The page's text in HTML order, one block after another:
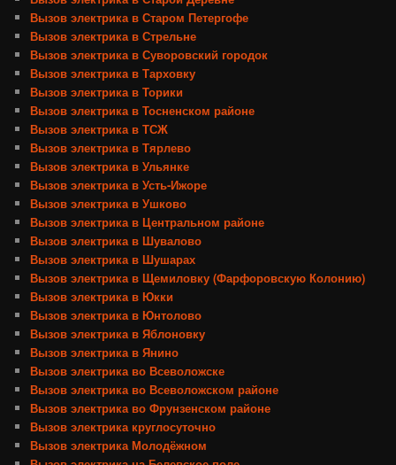
Вызов электрика в Старом Петергофе
Вызов электрика в Стрельне
Вызов электрика в Суворовский городок
Вызов электрика в Тарховку
Вызов электрика в Торики
Вызов электрика в Тосненском районе
Вызов электрика в ТСЖ
Вызов электрика в Тярлево
Вызов электрика в Ульянке
Вызов электрика в Усть-Ижоре
Вызов электрика в Ушково
Вызов электрика в Центральном районе
Вызов электрика в Шувалово
Вызов электрика в Шушарах
Вызов электрика в Щемиловку (Фарфоровскую Колонию)
Вызов электрика в Юкки
Вызов электрика в Юнтолово
Вызов электрика в Яблоновку
Вызов электрика в Янино
Вызов электрика во Всеволожске
Вызов электрика во Всеволожском районе
Вызов электрика во Фрунзенском районе
Вызов электрика круглосуточно
Вызов электрика Молодёжном